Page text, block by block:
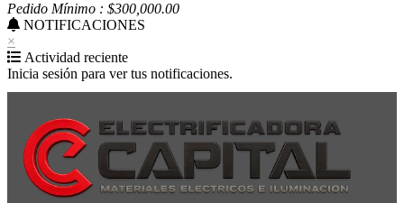
Pedido Mínimo : $300,000.00
NOTIFICACIONES
×
Actividad reciente
Inicia sesión para ver tus notificaciones.